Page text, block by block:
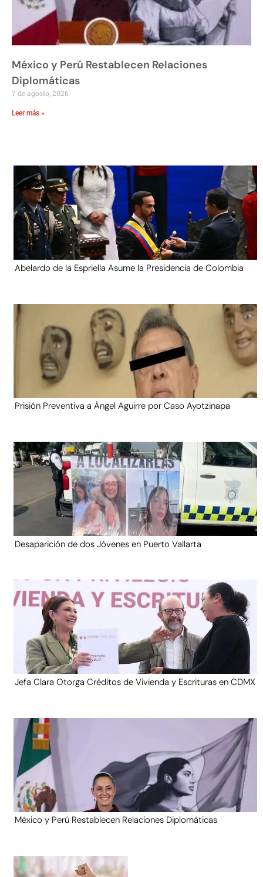
México y Perú Restablecen Relaciones
Diplomáticas
7 de agosto, 2026
Leer más »
Abelardo de la Espriella Asume la Presidencia de Colombia
Prisión Preventiva a Ángel Aguirre por Caso Ayotzinapa
Desaparición de dos Jóvenes en Puerto Vallarta
Jefa Clara Otorga Créditos de Vivienda y Escrituras en CDMX
México y Perú Restablecen Relaciones Diplomáticas